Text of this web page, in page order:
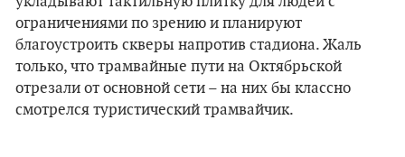
ограничениями по зрению и планируют
благоустроить скверы напротив стадиона. Жаль
только, что трамвайные пути на Октябрьской
отрезали от основной сети – на них бы классно
смотрелся туристический трамвайчик.